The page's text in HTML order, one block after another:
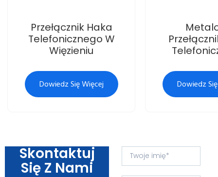
Przełącznik Haka
Telefonicznego W
Więzieniu
Dowiedz Się Więcej Dowiedz
Skontaktuj
Się Z Nami